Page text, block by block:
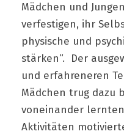
Mädchen und
verfestigen, ihr
physische und
stärken“. Der
und erfahreneren
Mädchen trug dazu
voneinander
Aktivitäten